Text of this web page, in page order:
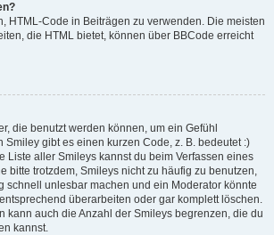
HTML-Code in Beiträgen zu verwenden. Die meisten
die HTML bietet, können über BBCode erreicht
die benutzt werden können, um ein Gefühl
Smiley gibt es einen kurzen Code, z. B. bedeutet :)
Liste aller Smileys kannst du beim Verfassen eines
bitte trotzdem, Smileys nicht zu häufig zu benutzen,
schnell unlesbar machen und ein Moderator könnte
überarbeiten oder gar komplett löschen.
kann auch die Anzahl der Smileys begrenzen, die du
kannst.